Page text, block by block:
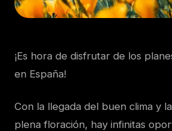
¡Es hora de disfrutar de los
en España!
Con la llegada del buen clima y
plena floración, hay infinitas